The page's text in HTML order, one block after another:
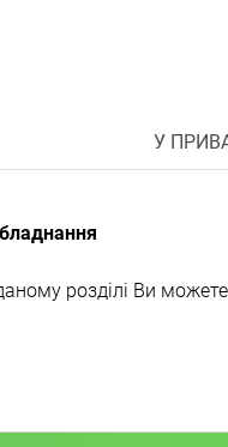
У
розділі Ви